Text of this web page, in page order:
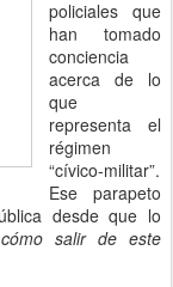
policiales que
han tomado
conciencia
acerca de lo
que
representa el
régimen
“cívico-militar”.
Ese parapeto
blica desde que lo
salir de este